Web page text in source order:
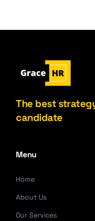
The best
candidate
Menu
Home
About Us
Our Services